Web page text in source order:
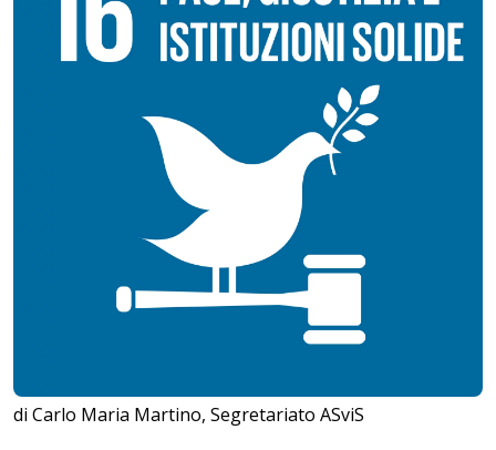
di Carlo Maria Martino, Segretariato ASviS